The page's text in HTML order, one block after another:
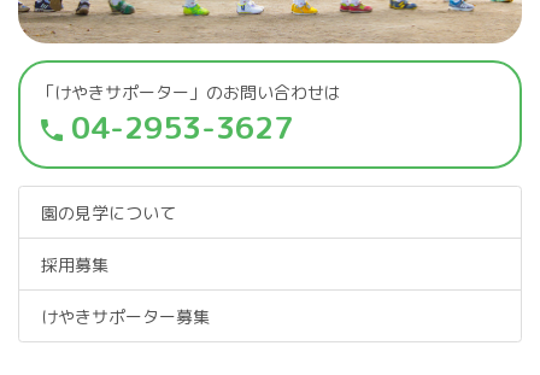
「けやきサポーター」のお問い合わせは
phone 04-2953-3627
園の見学について
採用募集
けやきサポーター募集